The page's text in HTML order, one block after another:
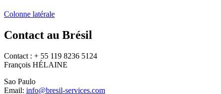
Colonne latérale
Contact au Brésil
Contact : + 55 119 8236 5124
François HÉLAINE
Sao Paulo
Email: info@bresil-services.com